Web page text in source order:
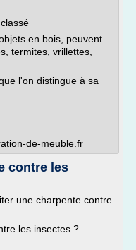
en bois, peuvent
termites, vrillettes,
l'on distingue à sa
de-meuble.fr
contre les
une charpente contre
les insectes ?